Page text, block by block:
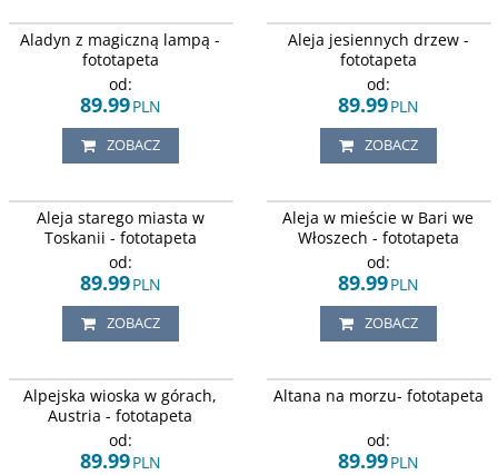
Baśniowy motyw. Aladyn
wypuszczający z magicznej lampy
dżina spełniającego życzenia i
błyszczącymi klejnotami, na tle lasu.
Aladyn z magiczną lampą -
fototapeta
od:
89.99PLN
ZOBACZ
Jesienna aura przedstawiająca
ścieżkę prowadzącą przez aleję złoto
zabarwionych drzew.
Aleja jesiennych drzew -
fototapeta
od:
89.99PLN
ZOBACZ
Spokojna uliczka ozdobiona
kwiatami, w rejonie Toskanii we
Włoszech.
Aleja starego miasta w
Toskanii - fototapeta
od:
89.99PLN
ZOBACZ
Kamienny łuk stanowiący przejście
do spokojnej, włoskiej uliczki
ozdobioną kwiatami.
Aleja w mieście w Bari we
Włoszech - fototapeta
od:
89.99PLN
ZOBACZ
Mała alpejska wioska Hallstatt, na tle
ośnieżonych gór w Austrii.
Alpejska wioska w górach,
Austria - fototapeta
od:
89.99PLN
Molo i barwne niebo o zachodzie
słońca.
Altana na morzu- fototapeta
od:
89.99PLN